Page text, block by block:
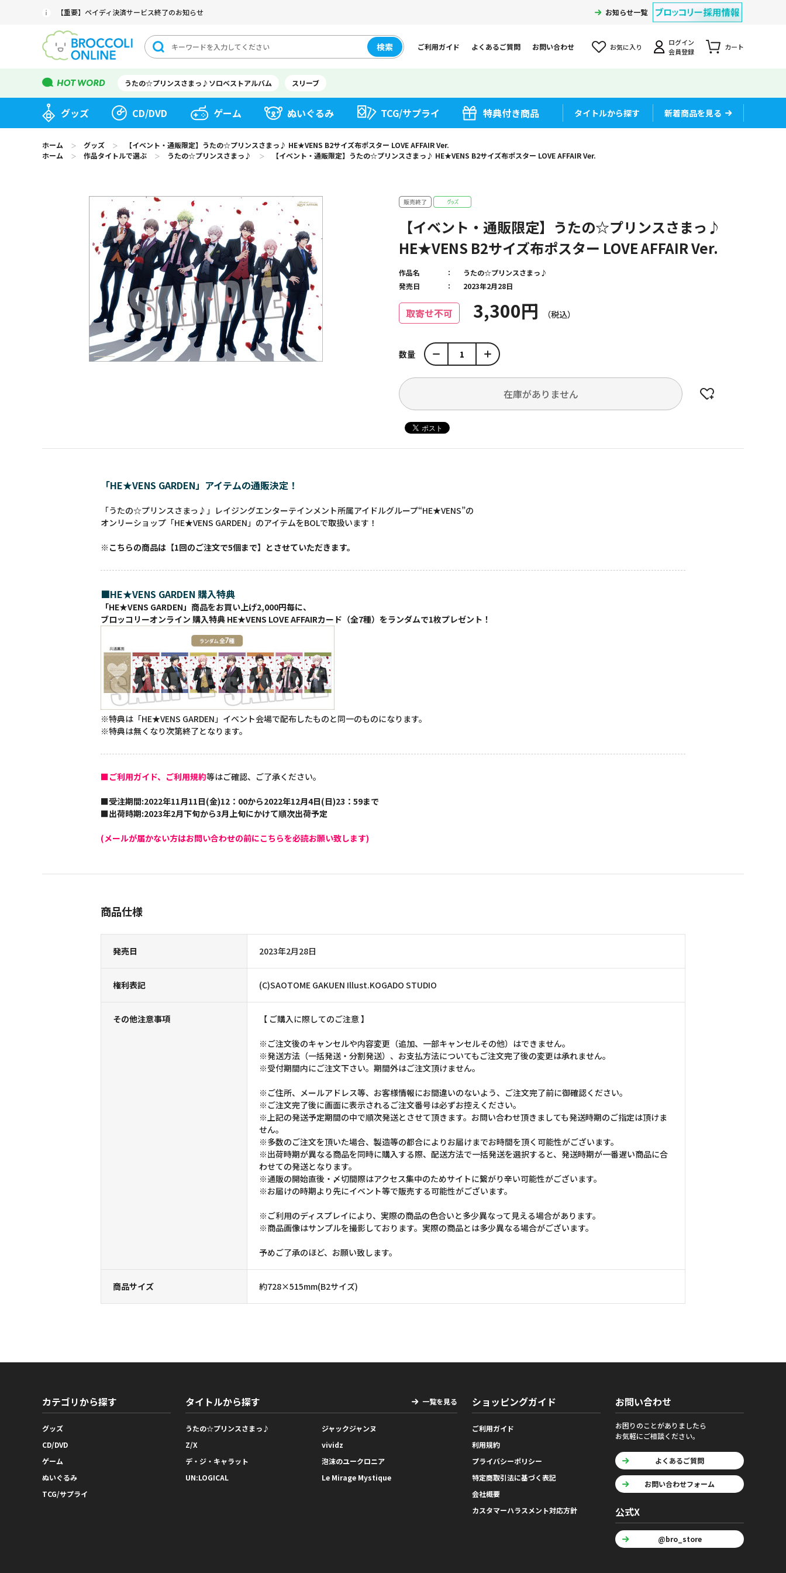
【重要】ペイディ決済サービス終了のお知らせ お知らせ一覧
検索 ご利用ガイド よくあるご質問 お問い合わせ お気に入り
ログイン
会員登録
カート
うたの☆プリンスさまっ♪ソロベストアルバム スリーブ
グッズ CD/DVD ゲーム ぬいぐるみ TCG/サプライ 特典付き商品 タイトルから探す 新着商品を見る
ホーム ＞ グッズ ＞
【イベント・通販限定】うたの☆プリンスさまっ♪ HE★VENS B2サイズ布ポスター LOVE AFFAIR Ver.
ホーム
＞ 作品タイトルで選ぶ ＞ うたの☆プリンスさまっ♪ ＞ 【イベント・通販限定】うたの☆プリンスさまっ♪ HE★VENS B2サイズ布ポスター LOVE AFFAIR Ver.
【イベント・通販限定】うたの☆プリンスさまっ♪
HE★VENS B2サイズ布ポスター LOVE AFFAIR Ver.
取寄せ不可 3,300円
作品名
うたの☆プリンスさまっ♪
発売日
2023年2月28日
数量
在庫がありません
「HE★VENS GARDEN」アイテムの通販決定！
「うたの☆プリンスさまっ♪」レイジングエンターテインメント所属アイドルグループ“HE★VENS”の
オンリーショップ「HE★VENS GARDEN」のアイテムをBOLで取扱います！
※こちらの商品は【1回のご注文で5個まで】とさせていただきます。
■HE★VENS GARDEN 購入特典
「HE★VENS GARDEN」商品をお買い上げ2,000円毎に、
ブロッコリーオンライン 購入特典 HE★VENS LOVE AFFAIRカード（全7種）をランダムで1枚プレゼント！
※特典は「HE★VENS GARDEN」イベント会場で配布したものと同一のものになります。
※特典は無くなり次第終了となります。
■ご利用ガイド、ご利用規約等はご確認、ご了承ください。
■受注期間:2022年11月11日(金)12：00から2022年12月4日(日)23：59まで
■出荷時期:2023年2月下旬から3月上旬にかけて順次出荷予定
(メールが届かない方はお問い合わせの前にこちらを必読お願い致します)
商品仕様
発売日 2023年2月28日
権利表記 (C)SAOTOME GAKUEN Illust.KOGADO STUDIO
その他注意事項 【 ご購入に際してのご注意 】
※ご注文後のキャンセルや内容変更（追加、一部キャンセルその他）はできません。
※発送方法（一括発送・分割発送）、お支払方法についてもご注文完了後の変更は承れません。
※受付期間内にご注文下さい。期間外はご注文頂けません。
※ご住所、メールアドレス等、お客様情報にお間違いのないよう、ご注文完了前に御確認ください。
※ご注文完了後に画面に表示されるご注文番号は必ずお控えください。
※上記の発送予定期間の中で順次発送とさせて頂きます。お問い合わせ頂きましても発送時期のご指定は頂けま
せん。
※多数のご注文を頂いた場合、製造等の都合によりお届けまでお時間を頂く可能性がございます。
※出荷時期が異なる商品を同時に購入する際、配送方法で一括発送を選択すると、発送時期が一番遅い商品に合
わせての発送となります。
※通販の開始直後・〆切間際はアクセス集中のためサイトに繋がり辛い可能性がございます。
※お届けの時期より先にイベント等で販売する可能性がございます。
※ご利用のディスプレイにより、実際の商品の色合いと多少異なって見える場合があります。
※商品画像はサンプルを撮影しております。実際の商品とは多少異なる場合がございます。
予めご了承のほど、お願い致します。
商品サイズ 約728×515mm(B2サイズ)
カテゴリから探す
グッズ
CD/DVD
ゲーム
ぬいぐるみ
TCG/サプライ
タイトルから探す 一覧を見る
うたの☆プリンスさまっ♪
ジャックジャンヌ
Z/X
vividz
デ・ジ・キャラット
泡沫のユークロニア
UN:LOGICAL
Le Mirage Mystique
ショッピングガイド
ご利用ガイド
利用規約
プライバシーポリシー
特定商取引法に基づく表記
会社概要
カスタマーハラスメント対応方針
お問い合わせ
お困りのことがありましたら
お気軽にご相談ください。
よくあるご質問
お問い合わせフォーム
公式X
@bro_store